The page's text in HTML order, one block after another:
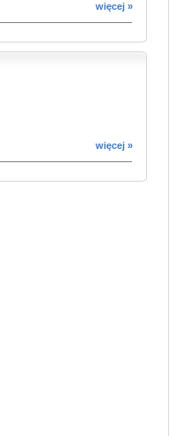
więcej »
więcej »